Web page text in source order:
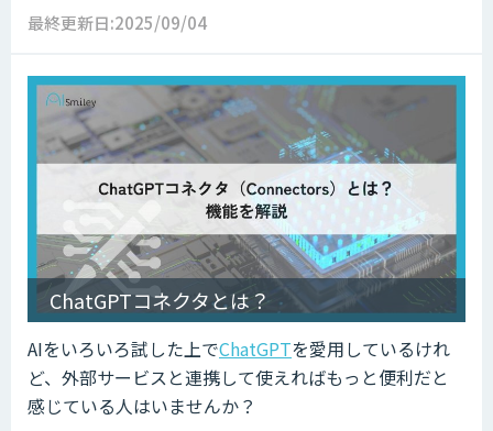
最終更新日:2025/09/04
ChatGPTコネクタとは？
AIをいろいろ試した上でChatGPTを愛用しているけれ
ど、外部サービスと連携して使えればもっと便利だと
感じている人はいませんか？